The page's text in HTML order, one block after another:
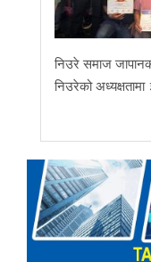
निउरे समाज
निउरेको